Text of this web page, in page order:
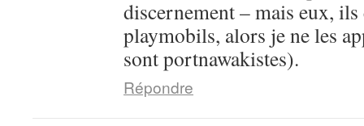
discernement – mais eux, ils
playmobils, alors je ne les
sont portnawakistes).
Répondre